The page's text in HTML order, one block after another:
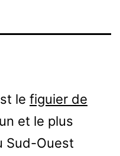
le figuier de
et le plus
Sud-Ouest